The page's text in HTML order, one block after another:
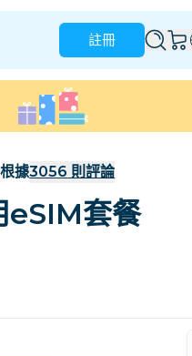
註冊
安圭拉
巴西
根據3056 則評論
eSIM套餐